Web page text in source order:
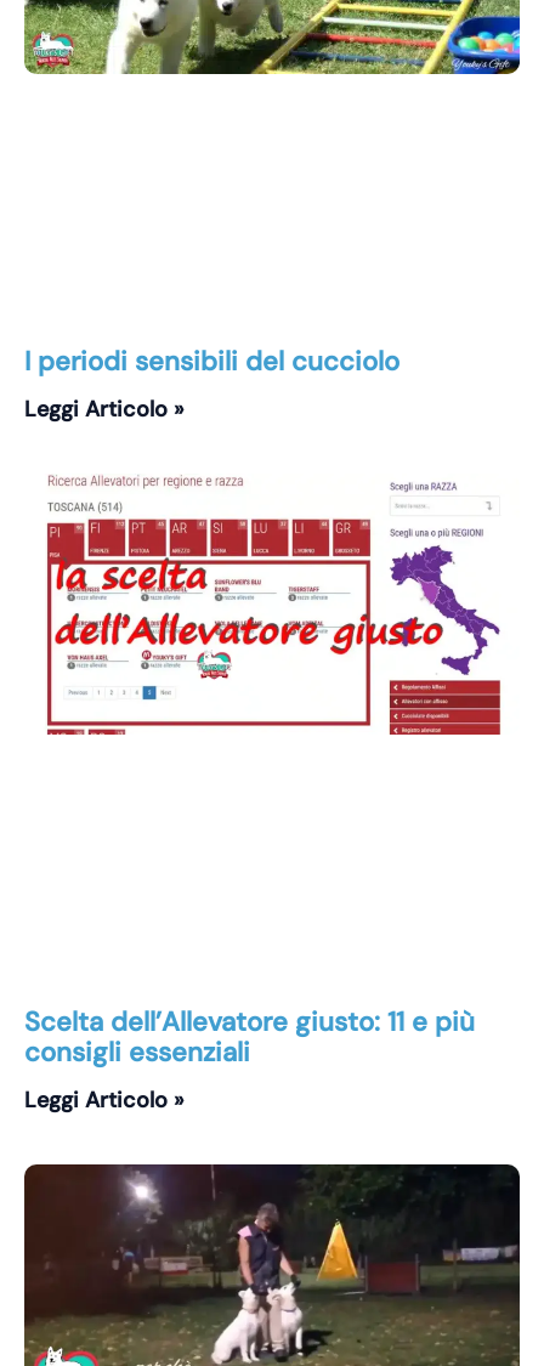
I periodi sensibili del cucciolo
Leggi Articolo »
Scelta dell’Allevatore giusto: 11 e più
consigli essenziali
Leggi Articolo »